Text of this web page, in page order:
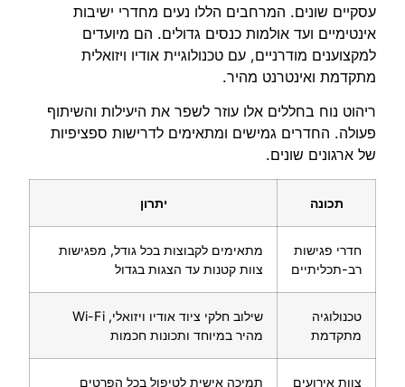
עסקיים שונים. המרחבים הללו נעים מחדרי ישיבות
אינטימיים ועד אולמות כנסים גדולים. הם מיועדים
למקצוענים מודרניים, עם טכנולוגיית אודיו ויזואלית
מתקדמת ואינטרנט מהיר.
ריהוט נוח בחללים אלו עוזר לשפר את היעילות והשיתוף
פעולה. החדרים גמישים ומתאימים לדרישות ספציפיות
של ארגונים שונים.
תכונה יתרון
חדרי פגישות
רב-תכליתיים
מתאימים לקבוצות בכל גודל, מפגישות
צוות קטנות עד הצגות בגדול
טכנולוגיה
מתקדמת
שילוב חלקי ציוד אודיו ויזואלי, Wi-Fi
מהיר במיוחד ותכונות חכמות
צוות אירועים
תמיכה אישית לטיפול בכל הפרטים